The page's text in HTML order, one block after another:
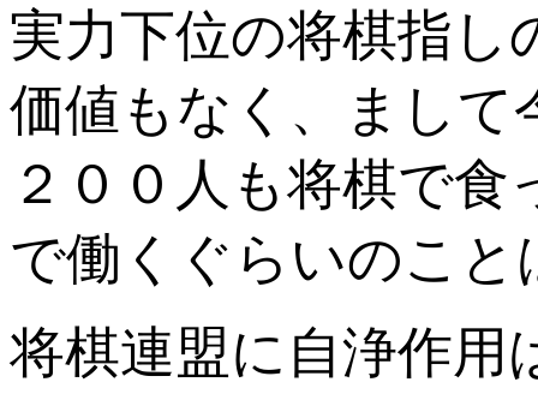
実力下位の将棋指し
価値もなく、まし
２００人も将棋で
で働くぐらいのこ
将棋連盟に自浄作用